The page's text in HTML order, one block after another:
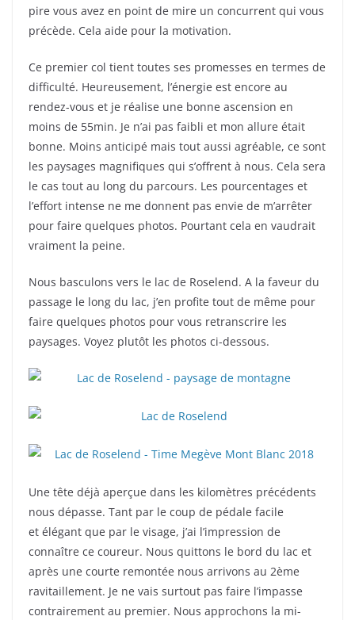
pire vous avez en point de mire un concurrent qui vous
précède. Cela aide pour la motivation.
Ce premier col tient toutes ses promesses en termes de
difficulté. Heureusement, l’énergie est encore au
rendez-vous et je réalise une bonne ascension en
moins de 55min. Je n’ai pas faibli et mon allure était
bonne. Moins anticipé mais tout aussi agréable, ce sont
les paysages magnifiques qui s’offrent à nous. Cela sera
le cas tout au long du parcours. Les pourcentages et
l’effort intense ne me donnent pas envie de m’arrêter
pour faire quelques photos. Pourtant cela en vaudrait
vraiment la peine.
Nous basculons vers le lac de Roselend. A la faveur du
passage le long du lac, j’en profite tout de même pour
faire quelques photos pour vous retranscrire les
paysages. Voyez plutôt les photos ci-dessous.
Une tête déjà aperçue dans les kilomètres précédents
nous dépasse. Tant par le coup de pédale facile
et élégant que par le visage, j’ai l’impression de
connaître ce coureur. Nous quittons le bord du lac et
après une courte remontée nous arrivons au 2ème
ravitaillement. Je ne vais surtout pas faire l’impasse
contrairement au premier. Nous approchons la mi-